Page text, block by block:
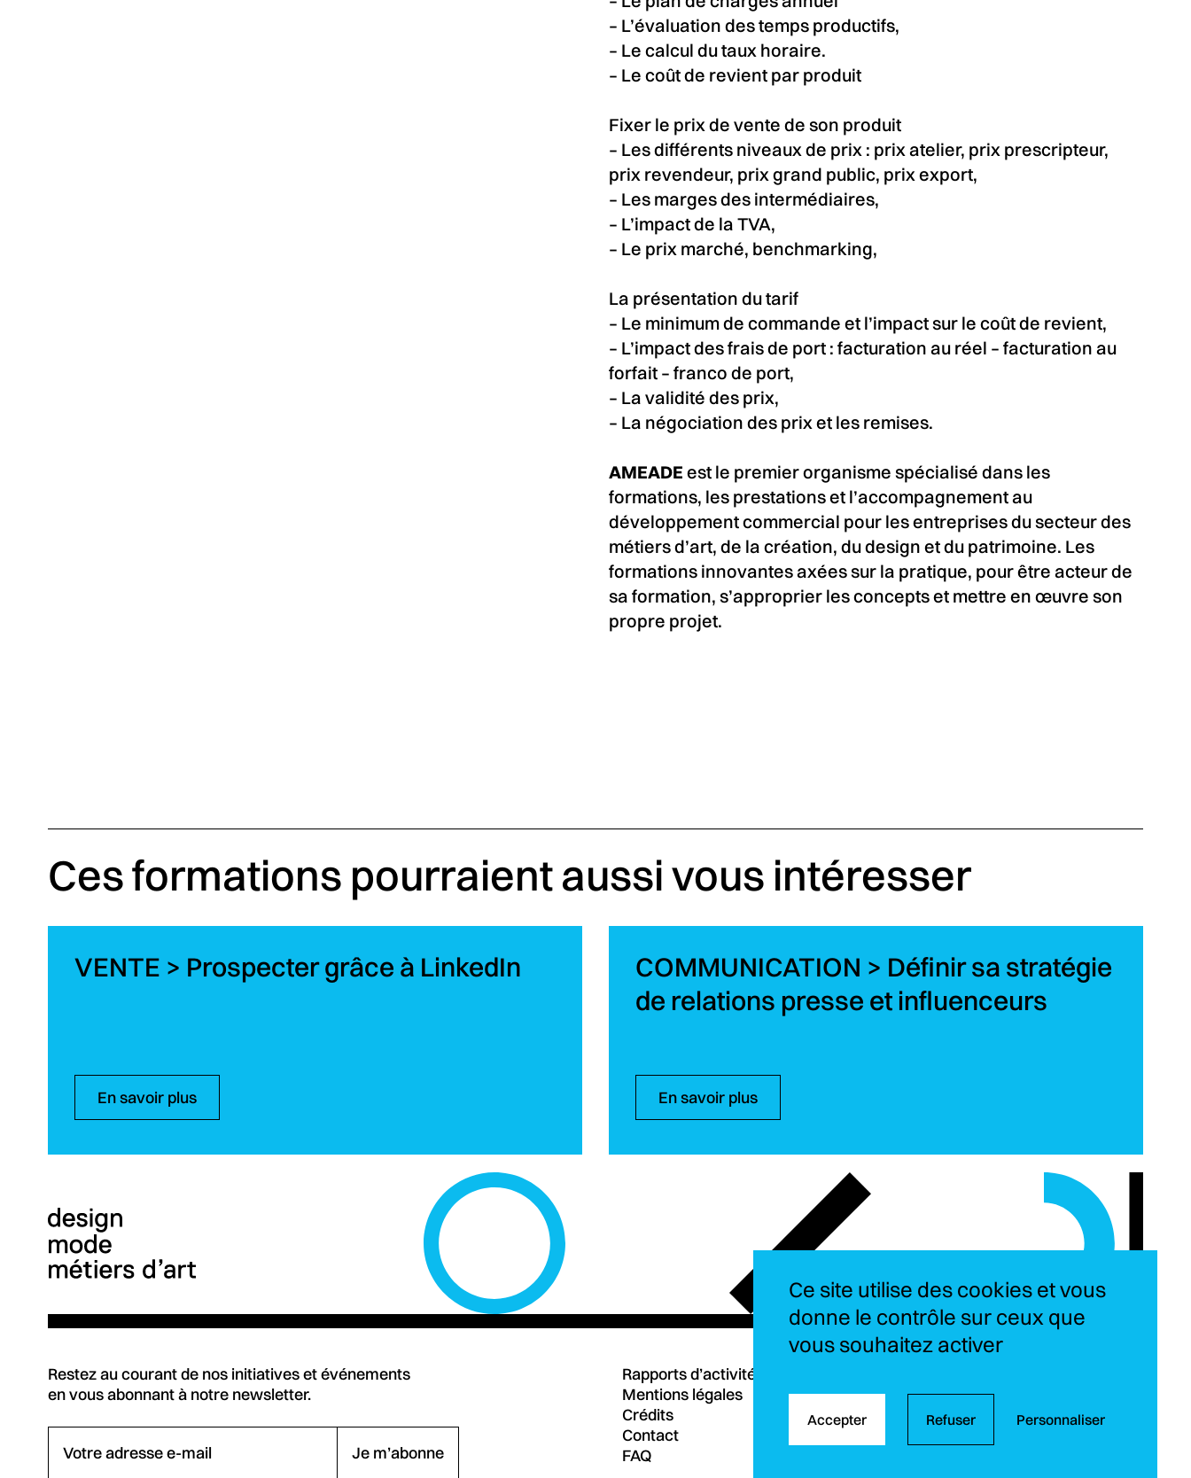
– L’évaluation des temps productifs,
– Le calcul du taux horaire.
– Le coût de revient par produit
Fixer le prix de vente de son produit
– Les différents niveaux de prix : prix atelier, prix prescripteur,
prix revendeur, prix grand public, prix export,
– Les marges des intermédiaires,
– L’impact de la TVA,
– Le prix marché, benchmarking,
La présentation du tarif
– Le minimum de commande et l’impact sur le coût de revient,
– L’impact des frais de port : facturation au réel – facturation au
forfait – franco de port,
– La validité des prix,
– La négociation des prix et les remises.
AMEADE est le premier organisme spécialisé dans les
formations, les prestations et l’accompagnement au
développement commercial pour les entreprises du secteur des
métiers d’art, de la création, du design et du patrimoine. Les
formations innovantes axées sur la pratique, pour être acteur de
sa formation, s’approprier les concepts et mettre en œuvre son
propre projet.
Ces formations pourraient aussi vous intéresser
VENTE > Prospecter grâce à LinkedIn
En savoir plus
COMMUNICATION > Définir sa stratégie
de relations presse et influenceurs
En savoir plus
Restez au courant de nos initiatives et événements
en vous abonnant à notre newsletter.
Je m’abonne
Rapports d’activités
Mentions légales
Crédits
Contact
FAQ
Ce site utilise des cookies et vous
donne le contrôle sur ceux que
vous souhaitez activer
Accepter Refuser Personnaliser